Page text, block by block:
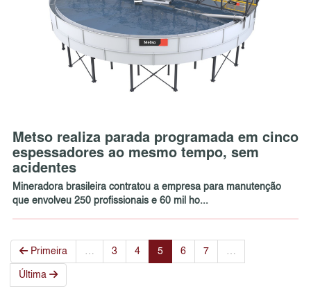
Metso realiza parada programada em cinco
espessadores ao mesmo tempo, sem
acidentes
Mineradora brasileira contratou a empresa para manutenção
que envolveu 250 profissionais e 60 mil ho...
Primeira 3 4 5 6 7
Última